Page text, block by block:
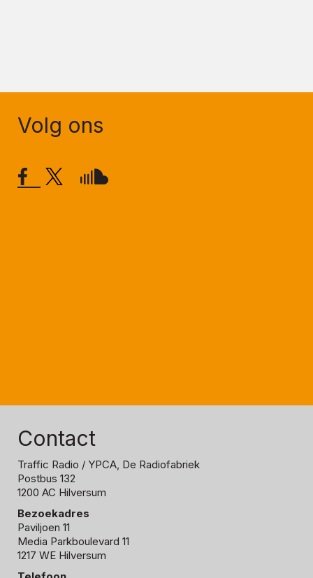
Volg ons
Contact
Traffic Radio / YPCA, De Radiofabriek
Postbus 132
1200 AC Hilversum
Bezoekadres
Paviljoen 11
Media Parkboulevard 11
1217 WE Hilversum